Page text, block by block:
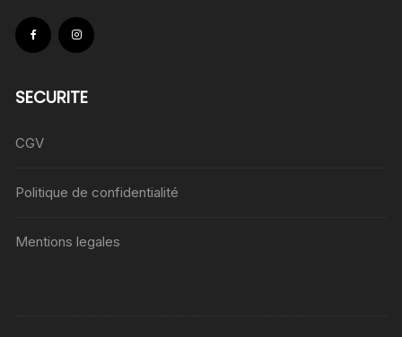
SECURITE
CGV
Politique de confidentialité
Mentions legales